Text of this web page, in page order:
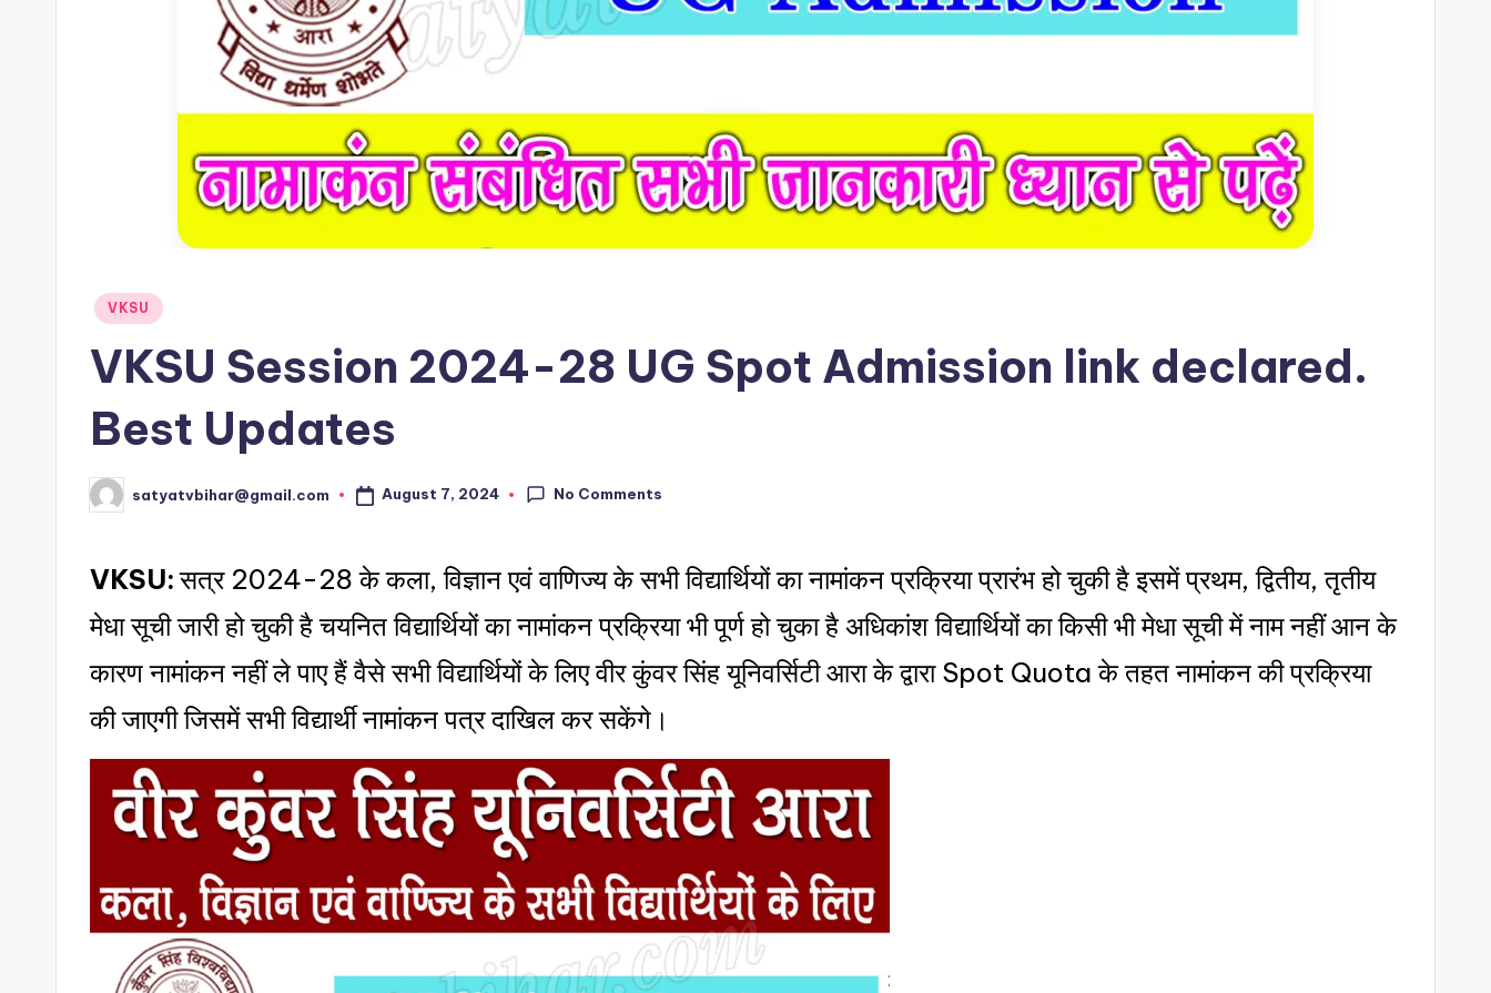
VKSU
VKSU Session 2024-28 UG Spot Admission link declared.
Best Updates
satyatvbihar@gmail.com August 7, 2024 No Comments
VKSU: सत्र 2024-28 के कला, विज्ञान एवं वाणिज्य के सभी विद्यार्थियों का नामांकन प्रक्रिया प्रारंभ हो चुकी है इसमें प्रथम, द्वितीय, तृतीय
मेधा सूची जारी हो चुकी है चयनित विद्यार्थियों का नामांकन प्रक्रिया भी पूर्ण हो चुका है अधिकांश विद्यार्थियों का किसी भी मेधा सूची में नाम नहीं आन के
कारण नामांकन नहीं ले पाए हैं वैसे सभी विद्यार्थियों के लिए वीर कुंवर सिंह यूनिवर्सिटी आरा के द्वारा Spot Quota के तहत नामांकन की प्रक्रिया
की जाएगी जिसमें सभी विद्यार्थी नामांकन पत्र दाखिल कर सकेंगे।